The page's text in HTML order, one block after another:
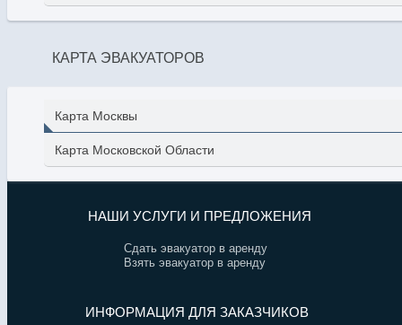
КАРТА ЭВАКУАТОРОВ
Карта Москвы
Карта Московской Области
НАШИ УСЛУГИ И ПРЕДЛОЖЕНИЯ
Сдать эвакуатор в аренду
Взять эвакуатор в аренду
ИНФОРМАЦИЯ ДЛЯ ЗАКАЗЧИКОВ